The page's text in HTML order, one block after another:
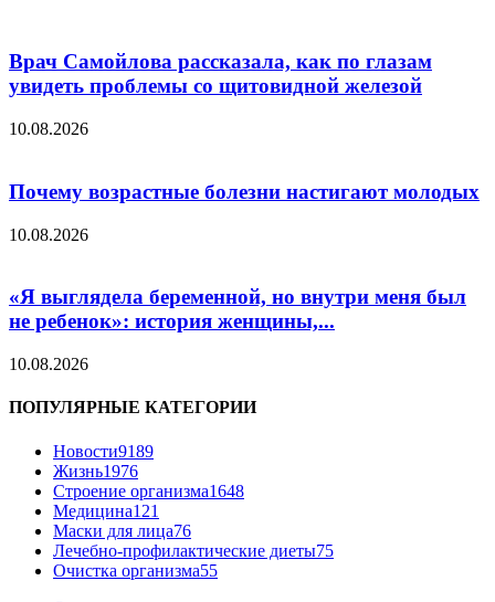
Врач Самойлова рассказала, как по глазам
увидеть проблемы со щитовидной железой
10.08.2026
Почему возрастные болезни настигают молодых
10.08.2026
«Я выглядела беременной, но внутри меня был
не ребенок»: история женщины,...
10.08.2026
ПОПУЛЯРНЫЕ КАТЕГОРИИ
Новости9189
Жизнь1976
Строение организма1648
Медицина121
Маски для лица76
Лечебно-профилактические диеты75
Очистка организма55